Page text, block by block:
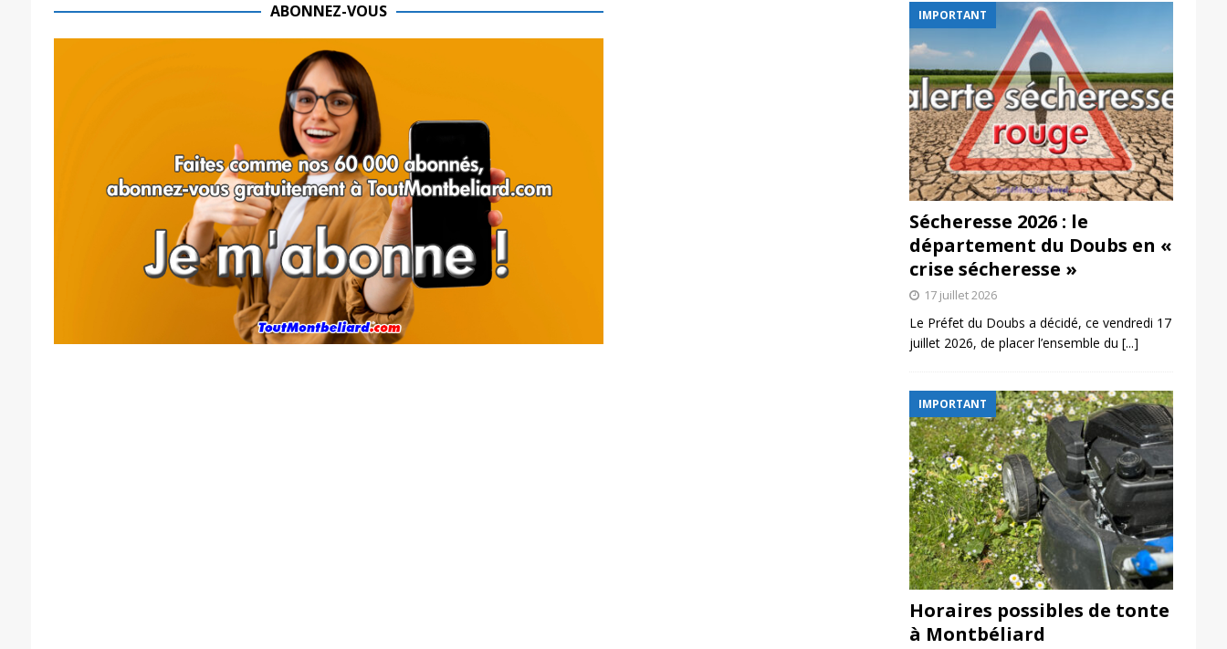
ABONNEZ-VOUS IMPORTANT
Sécheresse 2026 : le
département du Doubs en «
crise sécheresse »
17 juillet 2026
Le Préfet du Doubs a décidé, ce vendredi 17
juillet 2026, de placer l’ensemble du [...]
IMPORTANT
Horaires possibles de tonte
à Montbéliard